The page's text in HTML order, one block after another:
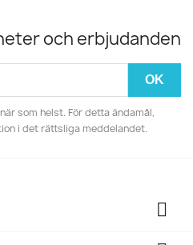
och erbjudanden
som helst. För detta ändamål,
i det rättsliga meddelandet.
